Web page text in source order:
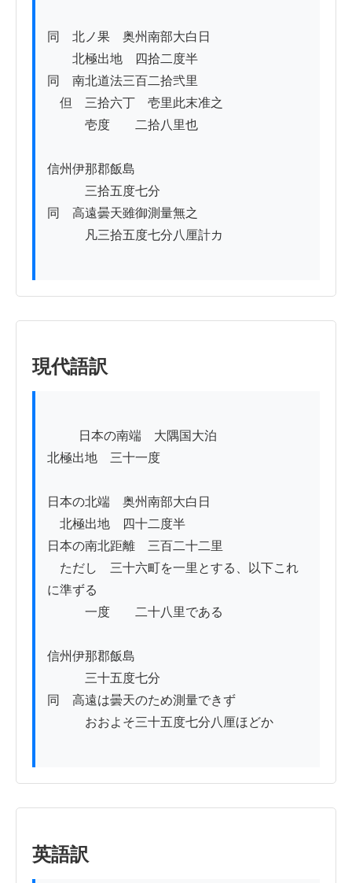
同　北ノ果　奥州南部大白日
北極出地　四拾二度半
同　南北道法三百二拾弐里
但　三拾六丁　壱里此末准之
壱度　　二拾八里也
信州伊那郡飯島
三拾五度七分
同　高遠曇天雖御測量無之
凡三拾五度七分八厘計カ
現代語訳
北極出地　三十一度
日本の北端　奥州南部大白日
北極出地　四十二度半
日本の南北距離　三百二十二里
ただし　三十六町を一里とする、以下これ
に準ずる
一度　　二十八里である
信州伊那郡飯島
三十五度七分
同　高遠は曇天のため測量できず
おおよそ三十五度七分八厘ほどか
英語訳